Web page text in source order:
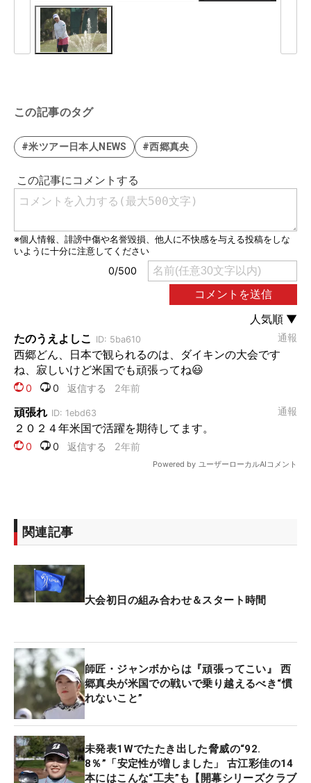
この記事のタグ
#米ツアー日本人NEWS #西郷真央
関連記事
大会初日の組み合わせ＆スタート時間
師匠・ジャンボからは『頑張ってこい』 西
郷真央が米国での戦いで乗り越えるべき“慣
れないこと”
未発表1Wでたたき出した脅威の“92.
8％”「安定性が増しました」 古江彩佳の14
本にはこんな“工夫”も【開幕シリーズクラブ